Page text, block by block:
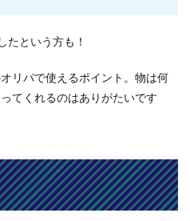
たという方も！
リパで使えるポイント。物は何
てくれるのはありがたいです